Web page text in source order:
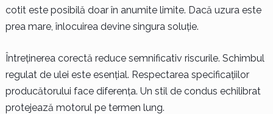
cotit este posibilă doar în anumite limite. Dacă uzura este
prea mare, înlocuirea devine singura soluție.
Întreținerea corectă reduce semnificativ riscurile. Schimbul
regulat de ulei este esențial. Respectarea specificațiilor
producătorului face diferența. Un stil de condus echilibrat
protejează motorul pe termen lung.